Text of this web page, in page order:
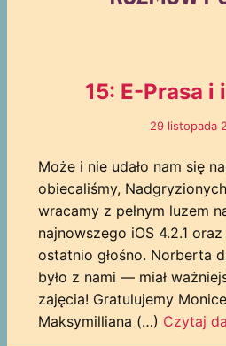
15: E-Prasa i
29 listopada
Może i nie udało nam się
obiecaliśmy,
wracamy z pełnym luzem
najnowszego iOS 4.2.1
ostatnio głośno. Norberta
było z nami — miał
zajęcia! Gratulujemy
Maksymilliana (…) Czytaj